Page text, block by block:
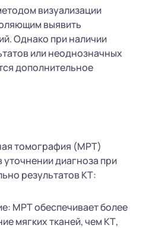
визуализации
выявить
Однако при наличии
или неоднозначных
дополнительное
томография (МРТ)
диагноза при
результатов КТ:
МРТ обеспечивает более
мягких тканей, чем КТ,